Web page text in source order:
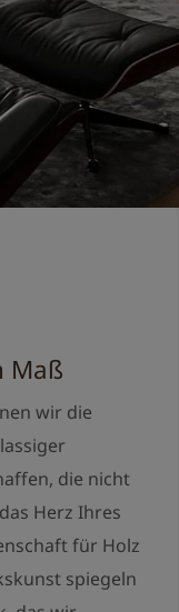
Maß
wir die
die nicht
Herz Ihres
für Holz
spiegeln